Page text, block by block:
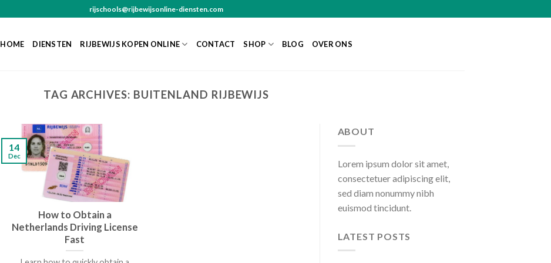
rijschools@rijbewijsonline-diensten.com
HOME DIENSTEN RIJBEWIJS KOPEN ONLINE CONTACT SHOP BLOG OVER ONS
TAG ARCHIVES: BUITENLAND RIJBEWIJS
How to Obtain a
Netherlands Driving License
Fast
14
Dec
ABOUT
Lorem ipsum dolor sit amet,
consectetuer adipiscing elit,
sed diam nonummy nibh
euismod tincidunt.
LATEST POSTS